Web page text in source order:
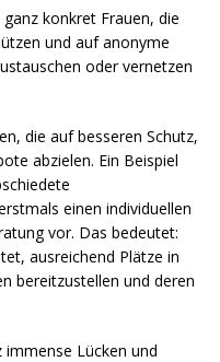
konkret Frauen, die
und auf anonyme
oder vernetzen
die auf besseren Schutz,
abzielen. Ein Beispiel
einen individuellen
vor. Das bedeutet:
ausreichend Plätze in
bereitzustellen und deren
immense Lücken und